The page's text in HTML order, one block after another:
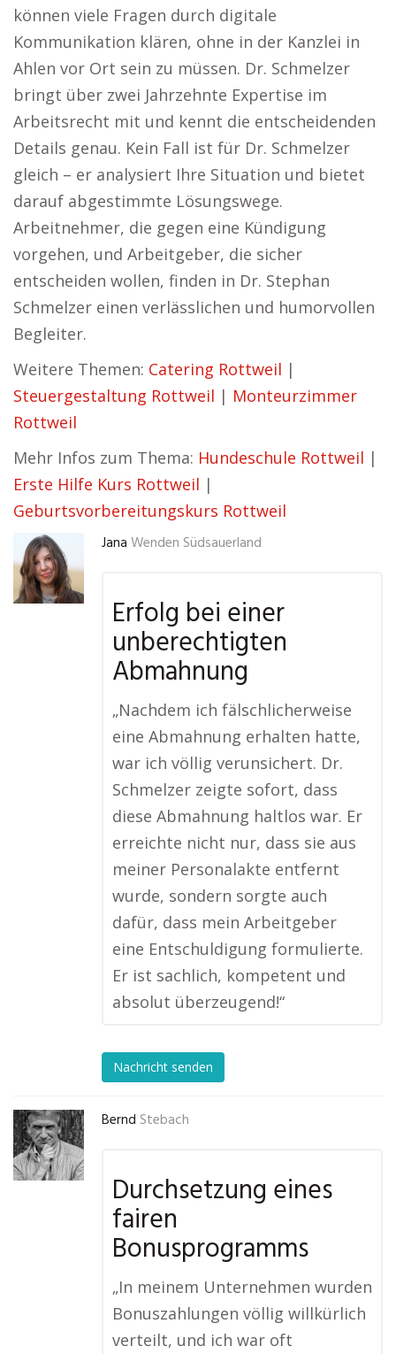
können viele Fragen durch digitale
Kommunikation klären, ohne in der Kanzlei in
Ahlen vor Ort sein zu müssen. Dr. Schmelzer
bringt über zwei Jahrzehnte Expertise im
Arbeitsrecht mit und kennt die entscheidenden
Details genau. Kein Fall ist für Dr. Schmelzer
gleich – er analysiert Ihre Situation und bietet
darauf abgestimmte Lösungswege.
Arbeitnehmer, die gegen eine Kündigung
vorgehen, und Arbeitgeber, die sicher
entscheiden wollen, finden in Dr. Stephan
Schmelzer einen verlässlichen und humorvollen
Begleiter.
Weitere Themen: Catering Rottweil |
Steuergestaltung Rottweil | Monteurzimmer
Rottweil
Mehr Infos zum Thema: Hundeschule Rottweil |
Erste Hilfe Kurs Rottweil |
Geburtsvorbereitungskurs Rottweil
Jana Wenden Südsauerland
Erfolg bei einer
unberechtigten
Abmahnung
„Nachdem ich fälschlicherweise
eine Abmahnung erhalten hatte,
war ich völlig verunsichert. Dr.
Schmelzer zeigte sofort, dass
diese Abmahnung haltlos war. Er
erreichte nicht nur, dass sie aus
meiner Personalakte entfernt
wurde, sondern sorgte auch
dafür, dass mein Arbeitgeber
eine Entschuldigung formulierte.
Er ist sachlich, kompetent und
absolut überzeugend!“
Nachricht senden
Bernd Stebach
Durchsetzung eines
fairen
Bonusprogramms
„In meinem Unternehmen wurden
Bonuszahlungen völlig willkürlich
verteilt, und ich war oft